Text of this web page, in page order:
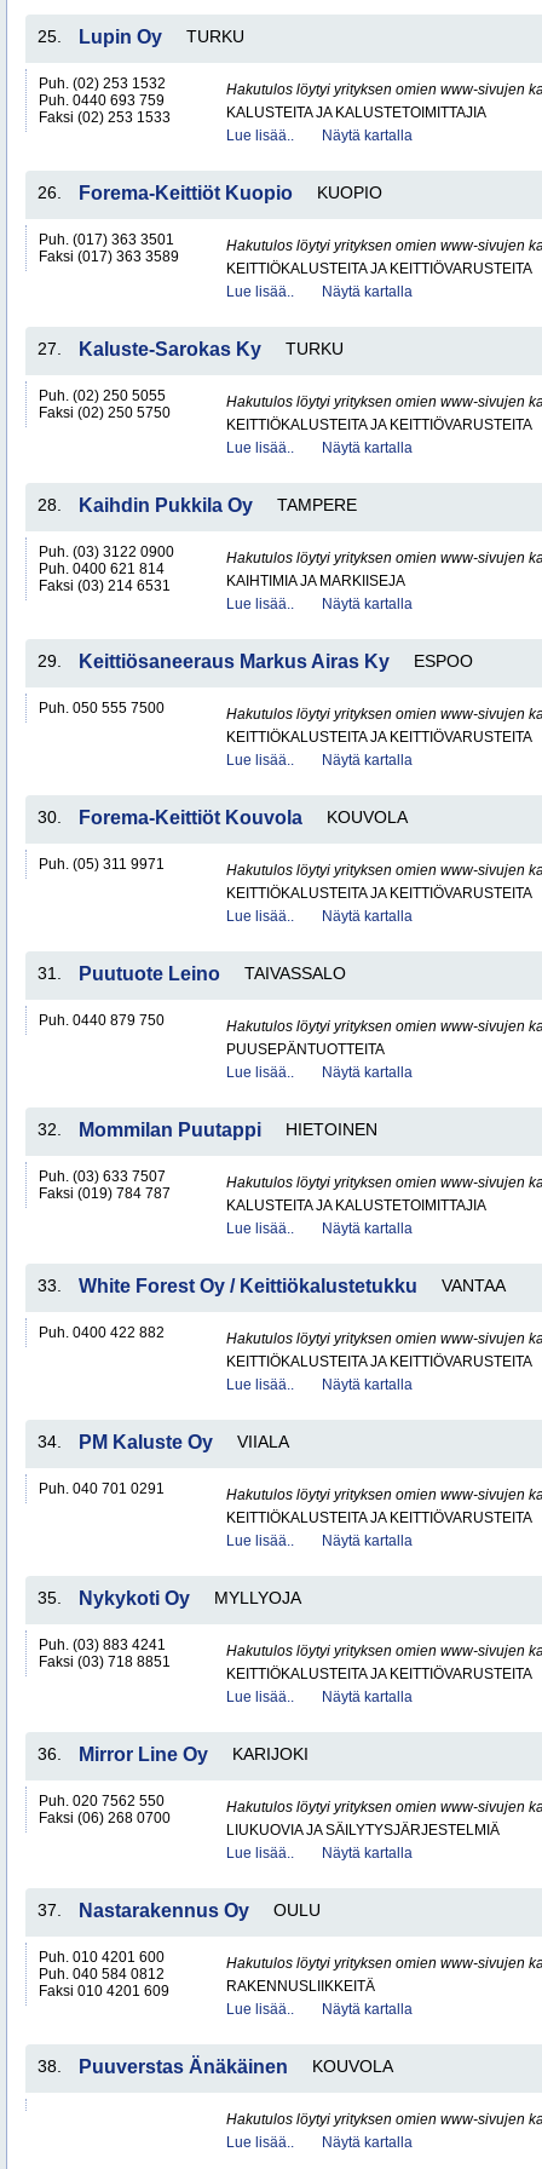
25. Lupin Oy TURKU
Puh. (02) 253 1532
Puh. 0440 693 759
Faksi (02) 253 1533
Hakutulos löytyi yrityksen omien www-sivujen
KALUSTEITA JA KALUSTETOIMITTAJIA
Lue lisää..
Näytä kartalla
26. Forema-Keittiöt Kuopio KUOPIO
Puh. (017) 363 3501
Faksi (017) 363 3589
Hakutulos löytyi yrityksen omien www-sivujen
KEITTIÖKALUSTEITA JA KEITTIÖVARUSTEITA
Lue lisää..
Näytä kartalla
27. Kaluste-Sarokas Ky TURKU
Puh. (02) 250 5055
Faksi (02) 250 5750
Hakutulos löytyi yrityksen omien www-sivujen
KEITTIÖKALUSTEITA JA KEITTIÖVARUSTEITA
Lue lisää..
Näytä kartalla
28. Kaihdin Pukkila Oy TAMPERE
Puh. (03) 3122 0900
Puh. 0400 621 814
Faksi (03) 214 6531
Hakutulos löytyi yrityksen omien www-sivujen
KAIHTIMIA JA MARKIISEJA
Lue lisää..
Näytä kartalla
29. Keittiösaneeraus Markus Airas Ky ESPOO
Puh. 050 555 7500
Hakutulos löytyi yrityksen omien www-sivujen
KEITTIÖKALUSTEITA JA KEITTIÖVARUSTEITA
Lue lisää..
Näytä kartalla
30. Forema-Keittiöt Kouvola KOUVOLA
Puh. (05) 311 9971
Hakutulos löytyi yrityksen omien www-sivujen
KEITTIÖKALUSTEITA JA KEITTIÖVARUSTEITA
Lue lisää..
Näytä kartalla
31. Puutuote Leino TAIVASSALO
Puh. 0440 879 750
Hakutulos löytyi yrityksen omien www-sivujen
PUUSEPÄNTUOTTEITA
Lue lisää..
Näytä kartalla
32. Mommilan Puutappi HIETOINEN
Puh. (03) 633 7507
Faksi (019) 784 787
Hakutulos löytyi yrityksen omien www-sivujen
KALUSTEITA JA KALUSTETOIMITTAJIA
Lue lisää..
Näytä kartalla
33. White Forest Oy / Keittiökalustetukku VANTAA
Puh. 0400 422 882
Hakutulos löytyi yrityksen omien www-sivujen
KEITTIÖKALUSTEITA JA KEITTIÖVARUSTEITA
Lue lisää..
Näytä kartalla
34. PM Kaluste Oy VIIALA
Puh. 040 701 0291
Hakutulos löytyi yrityksen omien www-sivujen
KEITTIÖKALUSTEITA JA KEITTIÖVARUSTEITA
Lue lisää..
Näytä kartalla
35. Nykykoti Oy MYLLYOJA
Puh. (03) 883 4241
Faksi (03) 718 8851
Hakutulos löytyi yrityksen omien www-sivujen
KEITTIÖKALUSTEITA JA KEITTIÖVARUSTEITA
Lue lisää..
Näytä kartalla
36. Mirror Line Oy KARIJOKI
Puh. 020 7562 550
Faksi (06) 268 0700
Hakutulos löytyi yrityksen omien www-sivujen
LIUKUOVIA JA SÄILYTYSJÄRJESTELMIÄ
Lue lisää..
Näytä kartalla
37. Nastarakennus Oy OULU
Puh. 010 4201 600
Puh. 040 584 0812
Faksi 010 4201 609
Hakutulos löytyi yrityksen omien www-sivujen
RAKENNUSLIIKKEITÄ
Lue lisää..
Näytä kartalla
38. Puuverstas Änäkäinen KOUVOLA
Hakutulos löytyi yrityksen omien www-sivujen
Lue lisää..
Näytä kartalla